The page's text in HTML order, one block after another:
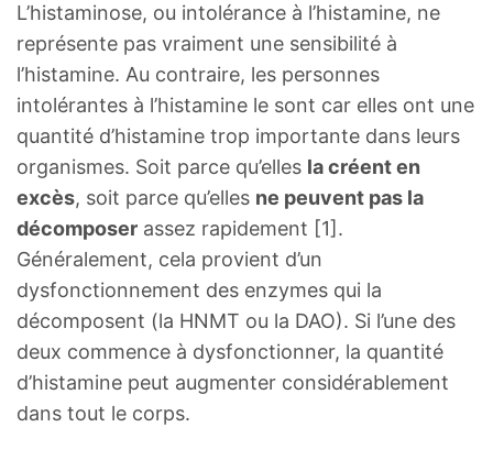
L’histaminose, ou intolérance à l’histamine, ne
représente pas vraiment une sensibilité à
l’histamine. Au contraire, les personnes
intolérantes à l’histamine le sont car elles ont une
quantité d’histamine trop importante dans leurs
organismes. Soit parce qu’elles la créent en
excès, soit parce qu’elles ne peuvent pas la
décomposer assez rapidement [1].
Généralement, cela provient d’un
dysfonctionnement des enzymes qui la
décomposent (la HNMT ou la DAO). Si l’une des
deux commence à dysfonctionner, la quantité
d’histamine peut augmenter considérablement
dans tout le corps.